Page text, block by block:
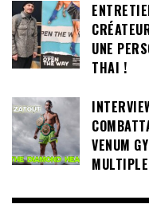
UNE
THAI !
VENUM